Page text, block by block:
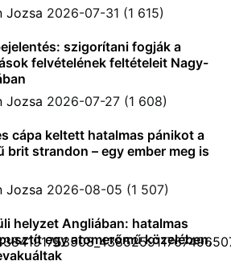
Jozsa 2026-07-31 (1 615)
szigorítani fogják a
felvételének feltételeit Nagy-
Jozsa 2026-07-27 (1 608)
cápa keltett hatalmas pánikot a
brit strandon – egy ember meg is
Jozsa 2026-08-05 (1 507)
helyzet Angliában: hatalmas
egy atomerőmű közelében,